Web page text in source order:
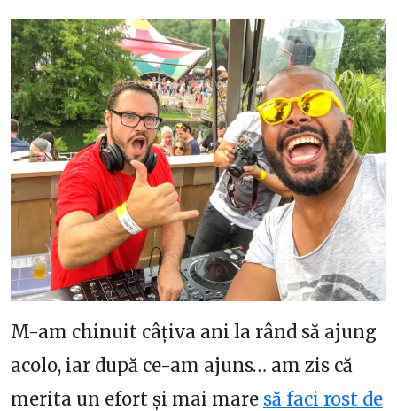
M-am chinuit câțiva ani la rând să ajung
acolo, iar după ce-am ajuns… am zis că
merita un efort și mai mare să faci rost de